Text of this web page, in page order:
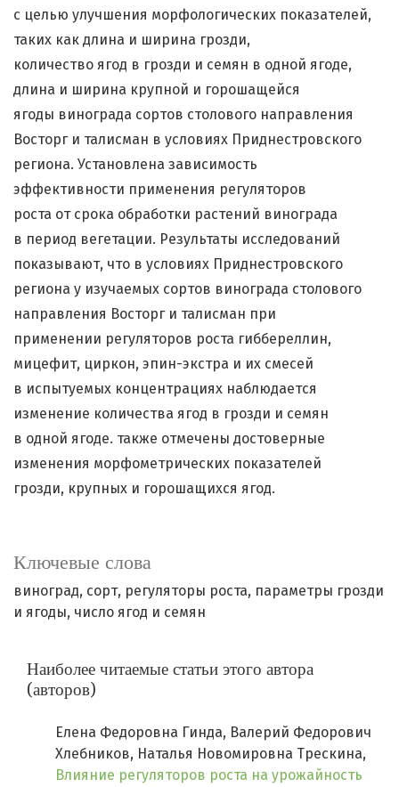
Ключевые слова
виноград сорт регуляторы роста параметры грозди
и ягоды число ягод и семян
с целью улучшения морфологических показателей,
таких как длина и ширина грозди,
количество ягод в грозди и семян в одной ягоде,
длина и ширина крупной и горошащейся
ягоды винограда сортов столового направления
Восторг и талисман в условиях Приднестровского
региона. Установлена зависимость
эффективности применения регуляторов
роста от срока обработки растений винограда
в период вегетации. Результаты исследований
показывают, что в условиях Приднестровского
региона у изучаемых сортов винограда столового
направления Восторг и талисман при
применении регуляторов роста гиббереллин,
мицефит, циркон, эпин-экстра и их смесей
в испытуемых концентрациях наблюдается
изменение количества ягод в грозди и семян
в одной ягоде. также отмечены достоверные
изменения морфометрических показателей
грозди, крупных и горошащихся ягод.
Наиболее читаемые статьи этого автора
(авторов)
Елена Федоровна Гинда, Валерий Федорович
Хлебников, Наталья Новомировна Трескина,
Влияние регуляторов роста на урожайность